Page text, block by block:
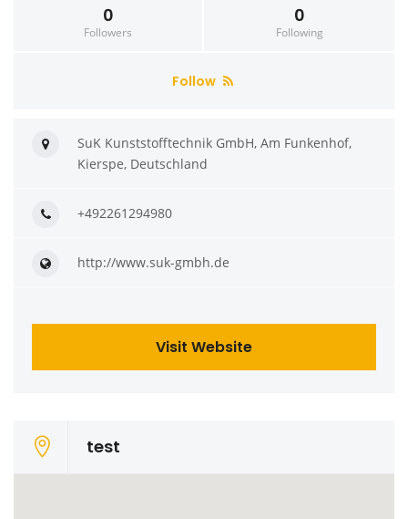
0
Followers
0
Following
Follow
SuK Kunststofftechnik GmbH, Am Funkenhof,
Kierspe, Deutschland
+492261294980
http://www.suk-gmbh.de
Visit Website
test